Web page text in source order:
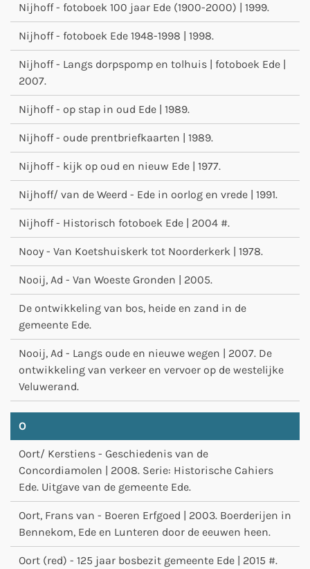
Nijhoff - fotoboek 100 jaar Ede (1900-2000) | 1999.
Nijhoff - fotoboek Ede 1948-1998 | 1998.
Nijhoff - Langs dorpspomp en tolhuis | fotoboek Ede |
2007.
Nijhoff - op stap in oud Ede | 1989.
Nijhoff - oude prentbriefkaarten | 1989.
Nijhoff - kijk op oud en nieuw Ede | 1977.
Nijhoff/ van de Weerd - Ede in oorlog en vrede | 1991.
Nijhoff - Historisch fotoboek Ede | 2004 #.
Nooy - Van Koetshuiskerk tot Noorderkerk | 1978.
Nooij, Ad - Van Woeste Gronden | 2005.
De ontwikkeling van bos, heide en zand in de
gemeente Ede.
Nooij, Ad - Langs oude en nieuwe wegen | 2007. De
ontwikkeling van verkeer en vervoer op de westelijke
Veluwerand.
O
Oort/ Kerstiens - Geschiedenis van de
Concordiamolen | 2008. Serie: Historische Cahiers
Ede. Uitgave van de gemeente Ede.
Oort, Frans van - Boeren Erfgoed | 2003. Boerderijen in
Bennekom, Ede en Lunteren door de eeuwen heen.
Oort (red) - 125 jaar bosbezit gemeente Ede | 2015 #.